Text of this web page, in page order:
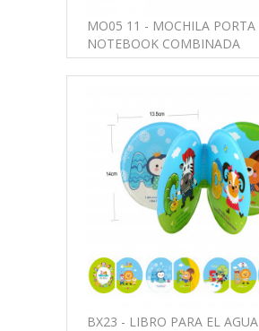
MO05 11 - MOCHILA PORTA
NOTEBOOK COMBINADA
BX23 - LIBRO PARA EL AGUA